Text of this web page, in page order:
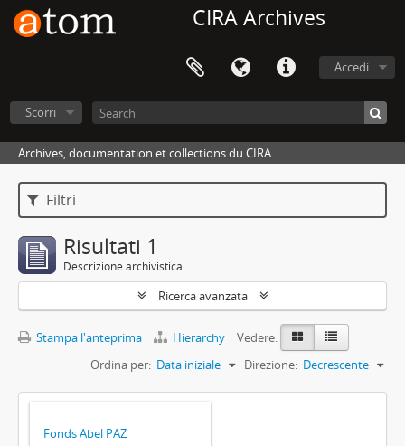
CIRA Archives
Accedi
Scorri
Archives, documentation et collections du CIRA
Filtri
Risultati 1
Descrizione archivistica
Ricerca avanzata
Stampa l'anteprima Hierarchy
Vedere:
Ordina per: Data iniziale Direzione: Decrescente
Fonds Abel PAZ